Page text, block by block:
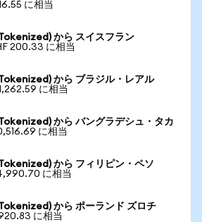
に相当
から スイスフラン
200.33 に相当
から ブラジル・レアル
に相当
から バングラデシュ・タカ
に相当
から フィリピン・ペソ
に相当
から ポーランド ズロチ
に相当